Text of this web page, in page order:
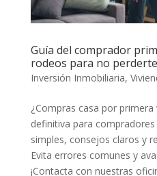
Guía del comprador
rodeos para no
Inversión Inmobiliaria,
¿Compras casa por primera
definitiva para
simples, consejos claros y
Evita errores comunes y
¡Contacta con nuestras